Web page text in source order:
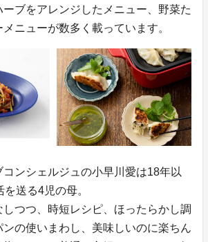
ーブをアレンジしたメニュー、野菜た
ニューが数多く載っています。
ンシェルジュの小早川愛は18年以
を送る4児の母。
つつ、時短レシピ、ほったらかし調
の使いまわし、美味しいのに楽ちん